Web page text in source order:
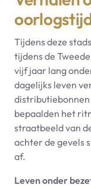
Tijdens deze
tijdens de
vijf jaar lang
dagelijks leven
bepaalden het
straatbeeld van
achter de gevels
af.
Leven onder